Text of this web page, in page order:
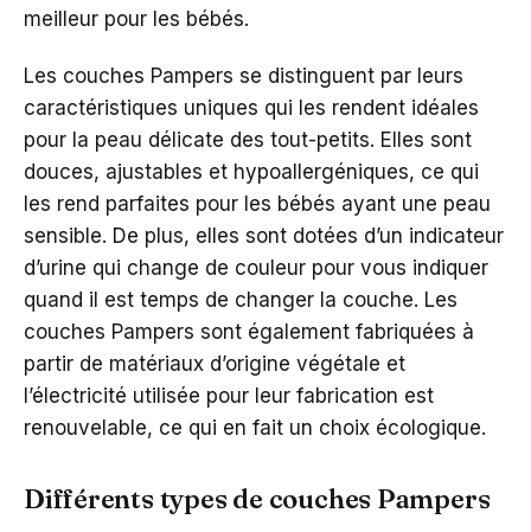
meilleur pour les bébés.
Les couches Pampers se distinguent par leurs
caractéristiques uniques qui les rendent idéales
pour la peau délicate des tout-petits. Elles sont
douces, ajustables et hypoallergéniques, ce qui
les rend parfaites pour les bébés ayant une peau
sensible. De plus, elles sont dotées d’un indicateur
d’urine qui change de couleur pour vous indiquer
quand il est temps de changer la couche. Les
couches Pampers sont également fabriquées à
partir de matériaux d’origine végétale et
l’électricité utilisée pour leur fabrication est
renouvelable, ce qui en fait un choix écologique.
Différents types de couches Pampers